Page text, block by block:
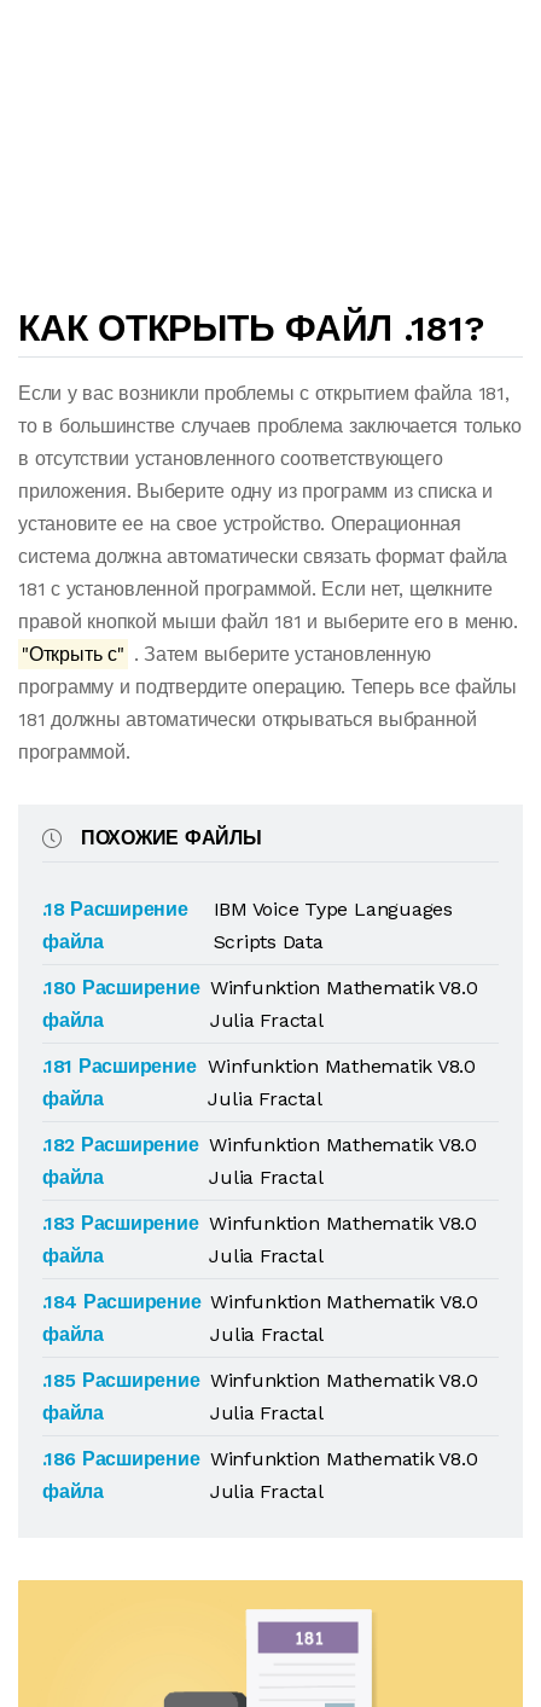
КАК ОТКРЫТЬ ФАЙЛ .181?
Если у вас возникли проблемы с открытием файла 181,
то в большинстве случаев проблема заключается только
в отсутствии установленного соответствующего
приложения. Выберите одну из программ из списка и
установите ее на свое устройство. Операционная
система должна автоматически связать формат файла
181 с установленной программой. Если нет, щелкните
правой кнопкой мыши файл 181 и выберите его в меню.
"Открыть с" . Затем выберите установленную
программу и подтвердите операцию. Теперь все файлы
181 должны автоматически открываться выбранной
программой.
ПОХОЖИЕ ФАЙЛЫ
.18 Расширение
файла
IBM Voice Type Languages
Scripts Data
.180 Расширение
файла
Winfunktion Mathematik V8.0
Julia Fractal
.181 Расширение
файла
Winfunktion Mathematik V8.0
Julia Fractal
.182 Расширение
файла
Winfunktion Mathematik V8.0
Julia Fractal
.183 Расширение
файла
Winfunktion Mathematik V8.0
Julia Fractal
.184 Расширение
файла
Winfunktion Mathematik V8.0
Julia Fractal
.185 Расширение
файла
Winfunktion Mathematik V8.0
Julia Fractal
.186 Расширение
файла
Winfunktion Mathematik V8.0
Julia Fractal